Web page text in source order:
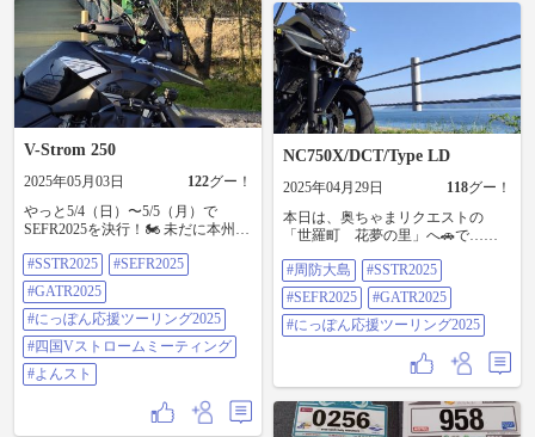
動しませんか？活動は1時間程度を
予定！ 軍手かトングだけ持参下さ
い。 私はそのまま静岡に移動しキ
ャンプ予定。 翌日はスズキ公式V
ストロームミーティングに参加し
ます。 ■Vol2は11/15 11:00- 山中湖
清掃活動 紅葉シーズン🍁真っ盛り
キャンプ場で10:45~受付。 紅葉シ
ーズンで湖畔周辺の無料市営駐車
場が混み合う可能性があるため、
お散歩がてら徒歩で湖に移動し清
掃活動となります。 1時間半程度の
間さんが登場‼️ 山中湖キャンプ場
で、窯ピザ体験&ドラム缶風呂体験
があります！ こちら清掃活動に来
てくれた方は無料（自由参加）で
す。 ぜひご参加くださいー！ #モ
トクルエコライダー部 #にっぽん応
援ツーリング #にっぽん応援ツーリ
ング2025
V-Strom 250
2025年05月03日 122グー！
やっと5/4（日）〜5/5（月）で
SEFR2025を決行！🏍️ 未だに本州〜
宿泊先も早く決めなければ🤔 晴れ
れば5/11（日）よんスト参加！🏍️
（四国Vストロームミーティング）
晴れれば5/18（日）GATR2025決
行！🏍️ 5/24（土）今年私の中での
最大イベントSSTR2025決行！🏍️ あ
とは、いずれもにっぽん応援ツー
リングの地域応援スポットに立ち
寄ることを想定して…🤔 5月だけで
も総走行距離3,000km超となるので
#SSTR2025
#SEFR2025
#GATR2025
#にっぽん応援ツーリング2025
#四国Vストロームミーティング
#よんスト
NC750X/DCT/Type LD
2025年04月29日 118グー！
本日は、奥ちゃまリクエストの
「世羅町 花夢の里」へ🚗で…
う事で… 帰宅後、周防大島へお散
歩へ…🏍️ #周防大島 #SSTR2025
#SEFR2025 #GATR2025 #にっぽん
応援ツーリング2025
#周防大島
#SSTR2025
#SEFR2025
#GATR2025
#にっぽん応援ツーリング2025